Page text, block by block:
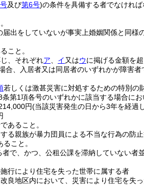
及び第6号)の条件を具備する者でなければ
届出をしていないが事実上婚姻関係と同様
こと。
、それぞれア イ 又はウに掲げる金額を超
合、入居者又は同居者のいずれかが障害
若しくは激甚災害に対処するための特別の
第1項各号のいずれかに該当する場合に
円(当該災害発生の日から3年を経過
あること。
る親族が暴力団員による不当な行為の防
こと。
で、かつ、公租公課を滞納していない
行により住宅を失った世帯に属する者
良地区内において、災害により住宅を失